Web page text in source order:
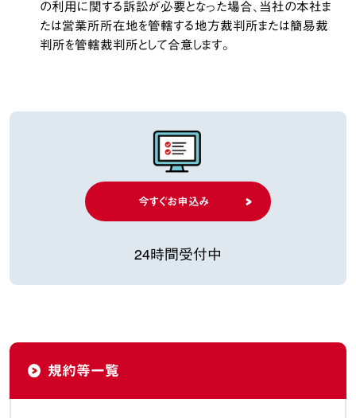
の利用に関する訴訟が必要となった場合、当社の本社ま
たは営業所所在地を管轄する地方裁判所または簡易裁
判所を管轄裁判所として合意します。
今すぐお申込み
24時間受付中
規約等一覧